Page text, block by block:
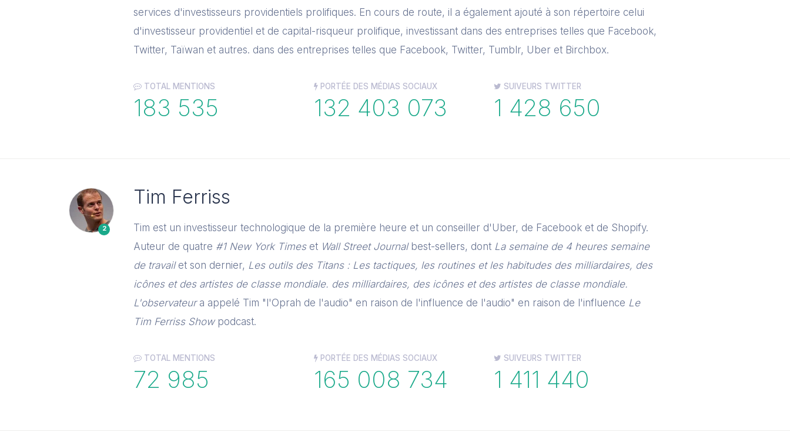
services d'investisseurs providentiels prolifiques. En cours de route, il a également ajouté à son répertoire celui
d'investisseur providentiel et de capital-risqueur prolifique, investissant dans des entreprises telles que Facebook,
Twitter, Taïwan et autres. dans des entreprises telles que Facebook, Twitter, Tumblr, Uber et Birchbox.
TOTAL MENTIONS
183 535
PORTÉE DES MÉDIAS SOCIAUX
132 403 073
SUIVEURS TWITTER
1 428 650
2
Tim Ferriss
Tim est un investisseur technologique de la première heure et un conseiller d'Uber, de Facebook et de Shopify.
Auteur de quatre #1 New York Timeset Wall Street Journalbest-sellers, dont La semaine de 4 heures semaine
de travailet son dernier, Les outils des Titans : Les tactiques, les routines et les habitudes des milliardaires, des
icônes et des artistes de classe mondiale. des milliardaires, des icônes et des artistes de classe mondiale.
L'observateura appelé Tim "l'Oprah de l'audio" en raison de l'influence de l'audio" en raison de l'influence Le
Tim Ferriss Showpodcast.
TOTAL MENTIONS
72 985
PORTÉE DES MÉDIAS SOCIAUX
165 008 734
SUIVEURS TWITTER
1 411 440